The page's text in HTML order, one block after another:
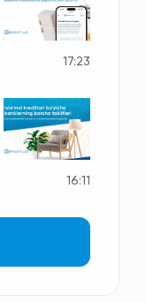
17:23
16:11